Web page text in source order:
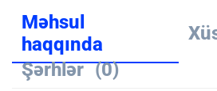
Məhsul
haqqında
Şərhlər (0)